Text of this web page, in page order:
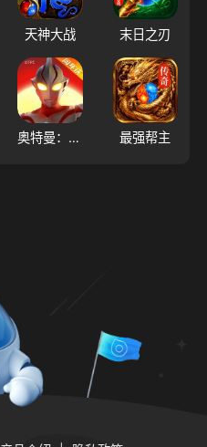
天神大战 末日之刃
奥特曼：超时空英雄 最强帮主